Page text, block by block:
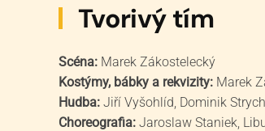
Tvorivý tím
Scéna: Marek Zákostelecký
Kostýmy, bábky a rekvizity: Marek
Hudba: Jiří Vyšohlíd, Dominik
Choreografia: Jaroslaw Staniek,